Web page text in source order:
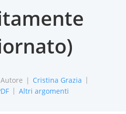
Autore
Cristina Grazia
Altri argomenti